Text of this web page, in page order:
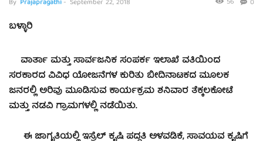
By Prajapragathi- September 22, 2018 0
ಬಳ್ಳಾರಿ
ವಾರ್ತಾ ಮತ್ತು ಸಾರ್ವಜನಿಕ ಸಂಪರ್ಕ ಇಲಾಖೆ ವತಿಯಿಂದ
ಸರಕಾರದ ವಿವಿಧ ಯೋಜನೆಗಳ ಕುರಿತು ಬೀದಿನಾಟಕದ ಮೂಲಕ
ಜನರಲ್ಲಿ ಅರಿವು ಮೂಡಿಸುವ ಕಾರ್ಯಕ್ರಮ ಶನಿವಾರ ತೆಕ್ಕಲಕೋಟೆ
ಮತ್ತು ನಡವಿ ಗ್ರಾಮಗಳಲ್ಲಿ ನಡೆಯಿತು.
ಈ ಜಾಗೃತಿಯಲ್ಲಿ ಇಸ್ರೆಲ್ ಕೃಷಿ ಪದ್ದತಿ ಅಳವಡಿಕೆ, ಸಾವಯವ ಕೃಷಿಗೆ